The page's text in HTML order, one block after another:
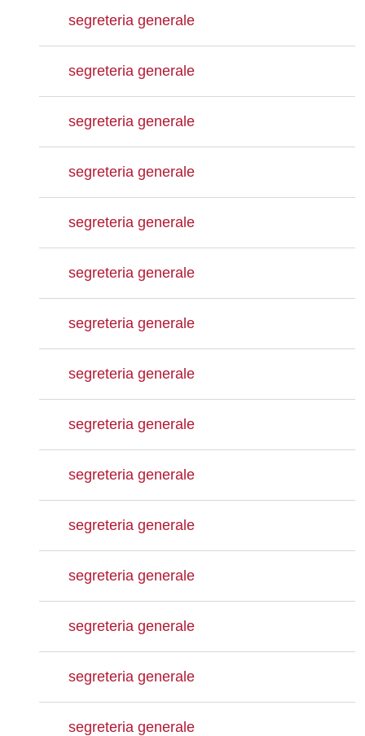
segreteria generale
segreteria generale
segreteria generale
segreteria generale
segreteria generale
segreteria generale
segreteria generale
segreteria generale
segreteria generale
segreteria generale
segreteria generale
segreteria generale
segreteria generale
segreteria generale
segreteria generale